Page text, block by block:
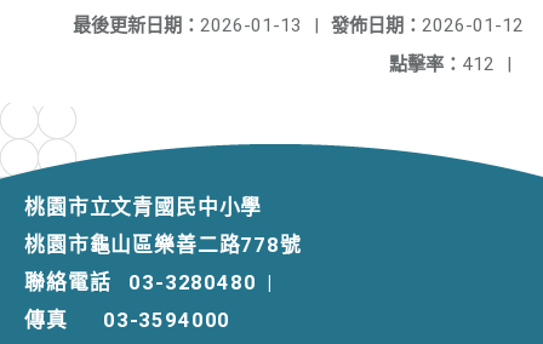
發佈日期： 2026-01-12
最後更新日期： 2026-01-13
|
點擊率： 412 |
桃園市立文青國民中小學
桃園市龜山區樂善二路778號
聯絡電話
03-3280480 |
傳真
03-3594000